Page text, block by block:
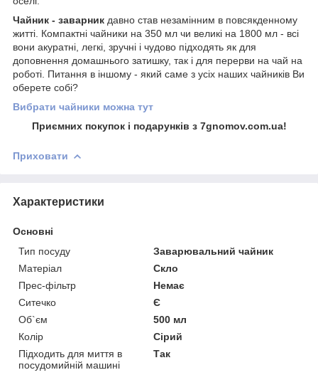
Чайник - заварник давно став незамінним в повсякденному
житті. Компактні чайники на 350 мл чи великі на 1800 мл - всі
вони акуратні, легкі, зручні і чудово підходять як для
доповнення домашнього затишку, так і для перерви на чай на
роботі. Питання в іншому - який саме з усіх наших чайників Ви
оберете собі?
Вибрати чайники можна тут
Приємних покупок і подарунків з 7gnomov.com.ua!
Приховати
Характеристики
Основні
Тип посуду
Заварювальний чайник
Матеріал
Скло
Прес-фільтр
Немає
Ситечко
Є
Об`єм
500 мл
Колір
Сірий
Підходить для миття в
посудомийній машині
Так